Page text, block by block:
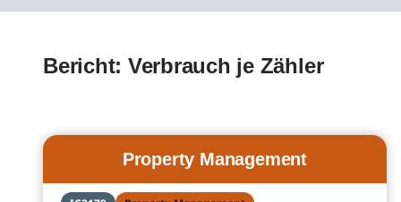
Bericht: Verbrauch je Zähler
Property Management